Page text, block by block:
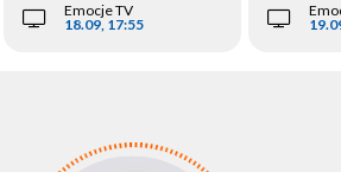
Emocje TV
18.09, 17:55